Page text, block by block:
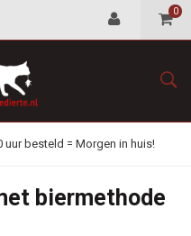
0
besteld = Morgen in huis!
biermethode